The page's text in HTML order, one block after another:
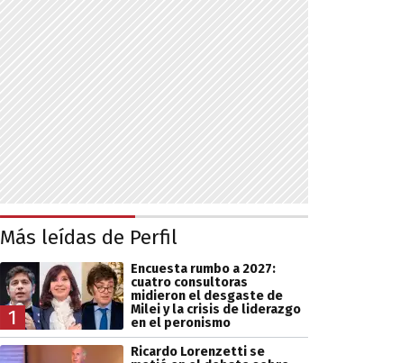
Más leídas de Perfil
1
Encuesta rumbo a 2027:
cuatro consultoras
midieron el desgaste de
Milei y la crisis de liderazgo
en el peronismo
Ricardo Lorenzetti se